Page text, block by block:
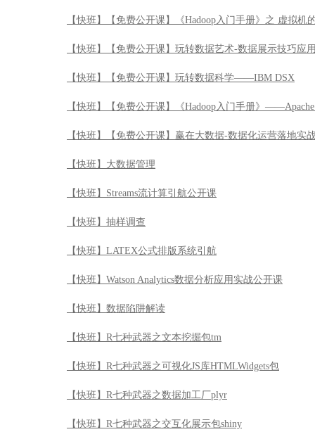
【快班】【免费公开课】《Hadoop入门手册》之 虚拟机
【快班】【免费公开课】玩转数据艺术-数据展示技巧应
【快班】【免费公开课】玩转数据科学——IBM DSX
【快班】【免费公开课】《Hadoop入门手册》
【快班】【免费公开课】赢在大数据-数据化运营落地实
【快班】大数据管理
【快班】Streams流计算引航公开课
【快班】抽样调查
【快班】LATEX公式排版系统引航
【快班】Watson Analytics数据分析应用实战公开课
【快班】数据陷阱解读
【快班】R七种武器之文本挖掘包tm
【快班】R七种武器之可视化JS库HTMLWidgets包
【快班】R七种武器之数据加工厂plyr
【快班】R七种武器之交互化展示包shiny